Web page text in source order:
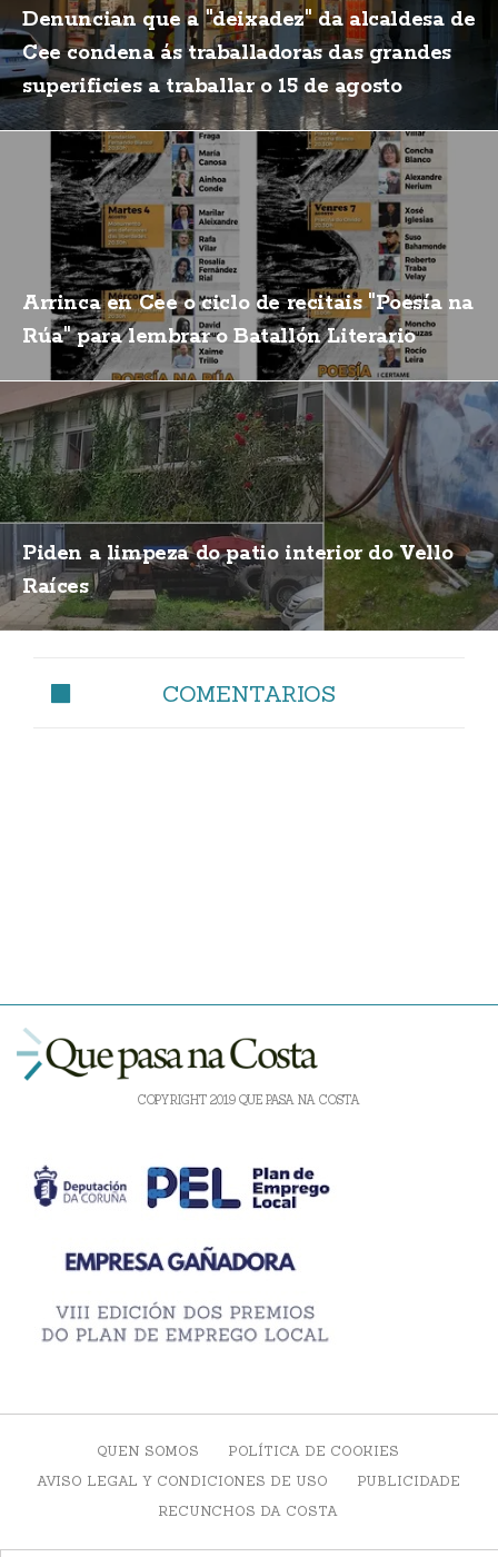
Denuncian que a "deixadez" da alcaldesa de
Cee condena ás traballadoras das grandes
superificies a traballar o 15 de agosto
Arrinca en Cee o ciclo de recitais "Poesía na
Rúa" para lembrar o Batallón Literario
Piden a limpeza do patio interior do Vello
Raíces
COMENTARIOS
COPYRIGHT 2019 QUE PASA NA COSTA
QUEN SOMOS
POLÍTICA DE COOKIES
AVISO LEGAL Y CONDICIONES DE USO
PUBLICIDADE
RECUNCHOS DA COSTA